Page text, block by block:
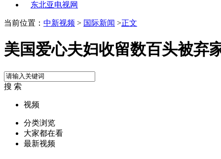
东北亚电视网
当前位置： 中新视频 > 国际新闻 >正文
美国爱心夫妇收留数百头被弃
搜 索
视频
分类浏览
大家都在看
最新视频